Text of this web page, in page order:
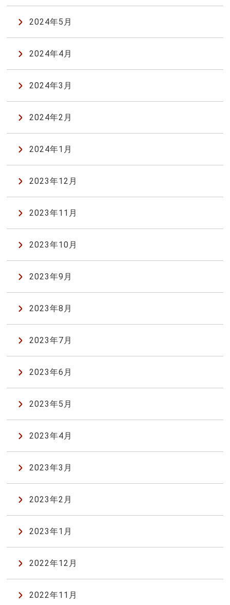
2024年5月
2024年4月
2024年3月
2024年2月
2024年1月
2023年12月
2023年11月
2023年10月
2023年9月
2023年8月
2023年7月
2023年6月
2023年5月
2023年4月
2023年3月
2023年2月
2023年1月
2022年12月
2022年11月